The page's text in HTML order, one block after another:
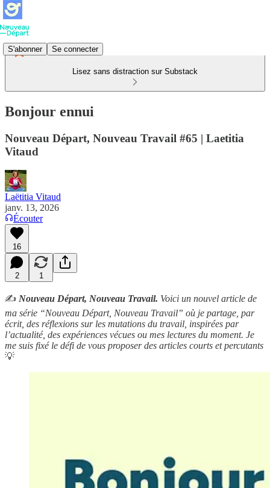
S'abonner Se connecter
Lisez sans distraction sur Substack
Bonjour ennui
Nouveau Départ, Nouveau Travail #65 | Laetitia
Vitaud
Laëtitia Vitaud
janv. 13, 2026
Écouter
16
2 1
✍️ Nouveau Départ, Nouveau Travail. Voici un nouvel article de
ma série “Nouveau Départ, Nouveau Travail” où je partage, par
écrit, des réflexions sur les mutations du travail, inspirées par
l’actualité, des expériences vécues ou mes lectures du moment. Je
me suis fixé le défi de vous proposer des articles courts et percutants
💡